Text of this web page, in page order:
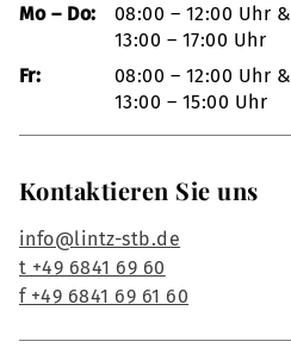
Mo – Do:
08:00 – 12:00 Uhr &
13:00 – 17:00 Uhr
Fr:
08:00 – 12:00 Uhr &
13:00 – 15:00 Uhr
Kontaktieren Sie uns
info@lintz-stb.de
t +49 6841 69 60
f +49 6841 69 61 60